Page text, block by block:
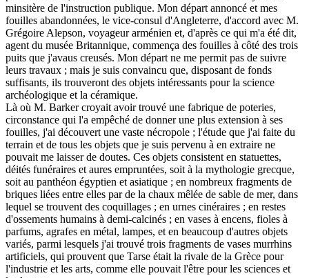
minsitère de l'instruction publique. Mon départ annoncé et mes
fouilles abandonnées, le vice-consul d'Angleterre, d'accord avec M.
Grégoire Alepson, voyageur arménien et, d'après ce qui m'a été dit,
agent du musée Britannique, commença des fouilles à côté des trois
puits que j'avaus creusés. Mon départ ne me permit pas de suivre
leurs travaux ; mais je suis convaincu que, disposant de fonds
suffisants, ils trouveront des objets intéressants pour la science
archéologique et la céramique.
Là où M. Barker croyait avoir trouvé une fabrique de poteries,
circonstance qui l'a empêché de donner une plus extension à ses
fouilles, j'ai découvert une vaste nécropole ; l'étude que j'ai faite du
terrain et de tous les objets que je suis pervenu à en extraire ne
pouvait me laisser de doutes. Ces objets consistent en statuettes,
déités funéraires et aures empruntées, soit à la mythologie grecque,
soit au panthéon égyptien et asiatique ; en nombreux fragments de
briques liées entre elles par de la chaux mêlée de sable de mer, dans
lequel se trouvent des coquillages ; en urnes cinéraires ; en restes
d'ossements humains à demi-calcinés ; en vases à encens, fioles à
parfums, agrafes en métal, lampes, et en beaucoup d'autres objets
variés, parmi lesquels j'ai trouvé trois fragments de vases murrhins
artificiels, qui prouvent que Tarse était la rivale de la Grèce pour
l'industrie et les arts, comme elle pouvait l'être pour les sciences et